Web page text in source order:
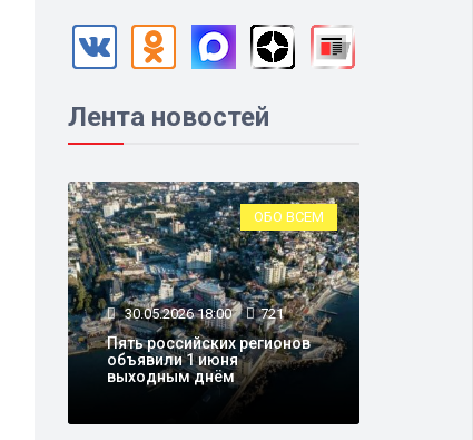
Лента новостей
ОБО ВСЕМ
30.05.2026 18:00 721
Пять российских регионов
объявили 1 июня
выходным днём